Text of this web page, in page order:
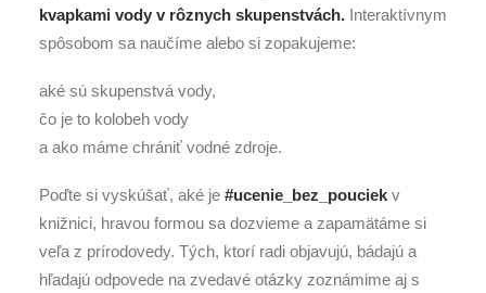
kvapkami vody v rôznych skupenstvách. Interaktívnym
spôsobom sa naučíme alebo si zopakujeme:
aké sú skupenstvá vody,
čo je to kolobeh vody
a ako máme chrániť vodné zdroje.
Poďte si vyskúšať, aké je #ucenie_bez_pouciek v
knižnici, hravou formou sa dozvieme a zapamätáme si
veľa z prírodovedy. Tých, ktorí radi objavujú, bádajú a
hľadajú odpovede na zvedavé otázky zoznámime aj s